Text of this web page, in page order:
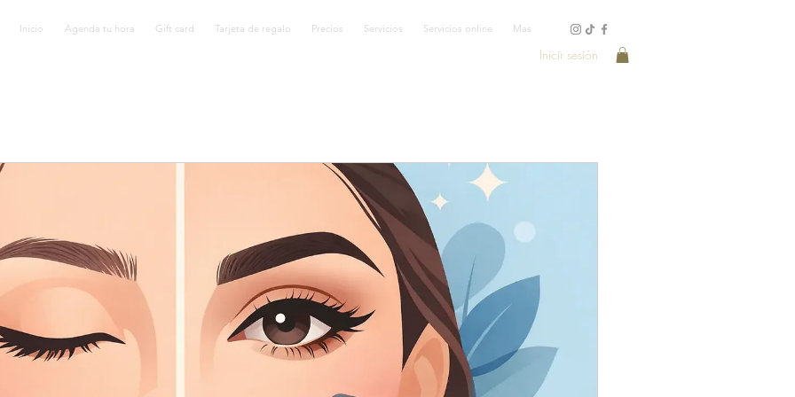
Inicio Agenda tu hora Gift card Tarjeta de regalo Precios Servicios Servicios online Mas
Inicir sesión